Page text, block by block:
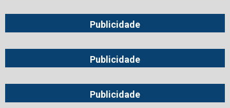
Publicidade
Publicidade
Publicidade